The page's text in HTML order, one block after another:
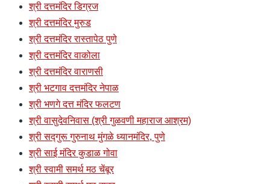
श्री दत्तमंदिर डिग्रज
श्री दत्तमंदिर मुरुड
श्री दत्तमंदिर रास्तापेठ पुणे
श्री दत्तमंदिर वाकोला
श्री दत्तमंदिर वाराणसी
श्री भटगाव दत्तमंदिर नेपाळ
श्री भणगे दत्त मंदिर फलटण
श्री वासुदेवनिवास (श्री गुळवणी महाराज आश्रम)
श्री सद्गुरू गुरुनाथ मुंगळे ध्यानमंदिर, पुणे
श्री साई मंदिर कुडाळ गोवा
श्री स्वामी समर्थ मठ चेंबूर